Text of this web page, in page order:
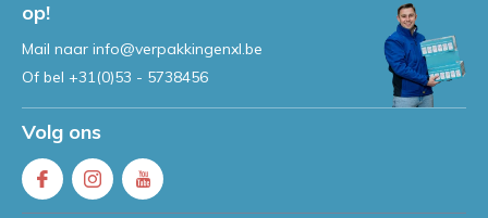
op!
Mail naar info@verpakkingenxl.be
Of bel +31(0)53 - 5738456
Volg ons